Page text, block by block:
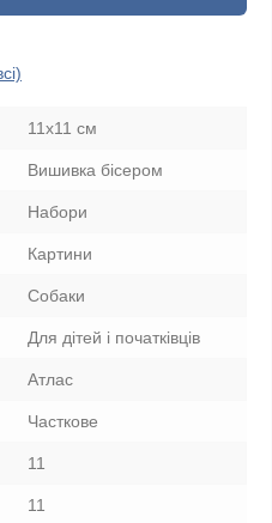
11х11 см
Вишивка бісером
Набори
Картини
Собаки
Для дітей і початківців
Атлас
Часткове
11
11